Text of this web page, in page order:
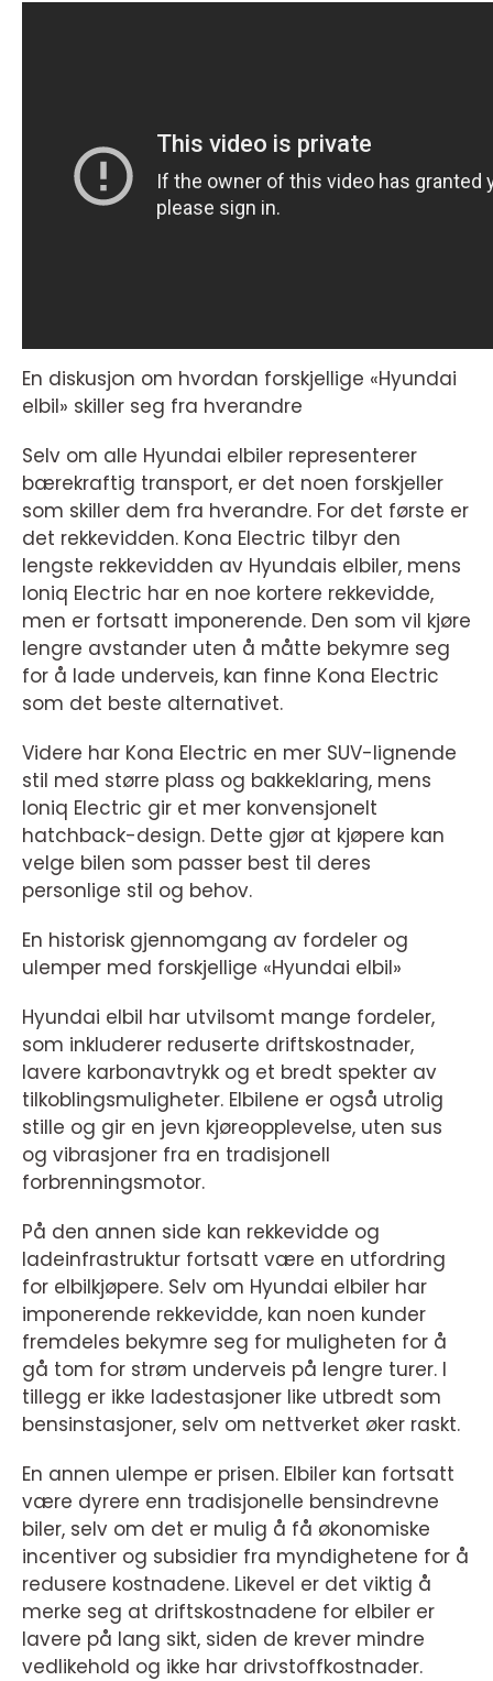
En diskusjon om hvordan forskjellige «Hyundai
elbil» skiller seg fra hverandre
Selv om alle Hyundai elbiler representerer
bærekraftig transport, er det noen forskjeller
som skiller dem fra hverandre. For det første er
det rekkevidden. Kona Electric tilbyr den
lengste rekkevidden av Hyundais elbiler, mens
Ioniq Electric har en noe kortere rekkevidde,
men er fortsatt imponerende. Den som vil kjøre
lengre avstander uten å måtte bekymre seg
for å lade underveis, kan finne Kona Electric
som det beste alternativet.
Videre har Kona Electric en mer SUV-lignende
stil med større plass og bakkeklaring, mens
Ioniq Electric gir et mer konvensjonelt
hatchback-design. Dette gjør at kjøpere kan
velge bilen som passer best til deres
personlige stil og behov.
En historisk gjennomgang av fordeler og
ulemper med forskjellige «Hyundai elbil»
Hyundai elbil har utvilsomt mange fordeler,
som inkluderer reduserte driftskostnader,
lavere karbonavtrykk og et bredt spekter av
tilkoblingsmuligheter. Elbilene er også utrolig
stille og gir en jevn kjøreopplevelse, uten sus
og vibrasjoner fra en tradisjonell
forbrenningsmotor.
På den annen side kan rekkevidde og
ladeinfrastruktur fortsatt være en utfordring
for elbilkjøpere. Selv om Hyundai elbiler har
imponerende rekkevidde, kan noen kunder
fremdeles bekymre seg for muligheten for å
gå tom for strøm underveis på lengre turer. I
tillegg er ikke ladestasjoner like utbredt som
bensinstasjoner, selv om nettverket øker raskt.
En annen ulempe er prisen. Elbiler kan fortsatt
være dyrere enn tradisjonelle bensindrevne
biler, selv om det er mulig å få økonomiske
incentiver og subsidier fra myndighetene for å
redusere kostnadene. Likevel er det viktig å
merke seg at driftskostnadene for elbiler er
lavere på lang sikt, siden de krever mindre
vedlikehold og ikke har drivstoffkostnader.